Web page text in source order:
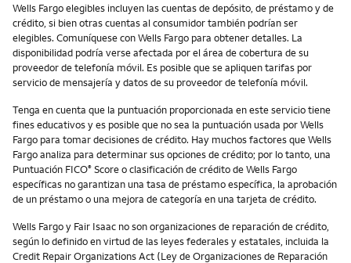
Wells Fargo elegibles incluyen las cuentas de depósito, de préstamo y de
crédito, si bien otras cuentas al consumidor también podrían ser
elegibles. Comuníquese con Wells Fargo para obtener detalles. La
disponibilidad podría verse afectada por el área de cobertura de su
proveedor de telefonía móvil. Es posible que se apliquen tarifas por
servicio de mensajería y datos de su proveedor de telefonía móvil.
Tenga en cuenta que la puntuación proporcionada en este servicio tiene
fines educativos y es posible que no sea la puntuación usada por Wells
Fargo para tomar decisiones de crédito. Hay muchos factores que Wells
Fargo analiza para determinar sus opciones de crédito; por lo tanto, una
Puntuación FICO® Score o clasificación de crédito de Wells Fargo
específicas no garantizan una tasa de préstamo específica, la aprobación
de un préstamo o una mejora de categoría en una tarjeta de crédito.
Wells Fargo y Fair Isaac no son organizaciones de reparación de crédito,
según lo definido en virtud de las leyes federales y estatales, incluida la
Credit Repair Organizations Act (Ley de Organizaciones de Reparación